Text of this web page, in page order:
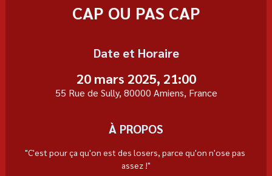
CAP OU PAS CAP
Date et Horaire
20 mars 2025, 21:00
55 Rue de Sully, 80000 Amiens, France
À PROPOS
"C'est pour ça qu'on est des losers, parce qu'on n'ose pas
assez !"